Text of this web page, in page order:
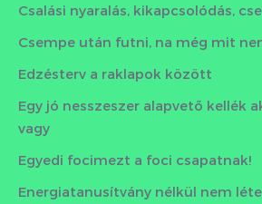
Csalási nyaralás, kikapcsolódás,
Csempe után futni, na még mit
Edzésterv a raklapok között
Egy jó nesszeszer alapvető kellék
vagy
Egyedi focimezt a foci csapatnak!
Energiatanusítvány nélkül nem